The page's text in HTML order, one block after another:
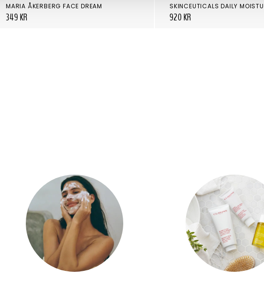
MARIA ÅKERBERG FACE DREAM
349 KR
SKINCEUTICALS DAILY
920 KR